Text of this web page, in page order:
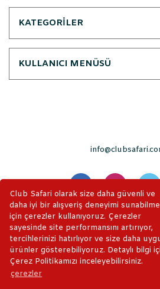
Club Safari olarak size daha güvenli ve
daha iyi bir alışveriş deneyimi
için çerezler kullanıyoruz. Çerezler
sayesinde site performansını artırıyor,
tercihlerinizi hatırlıyor ve size daha
ürünler gösterebiliyoruz. Detaylı bilgi
Çerez Politikamızı inceleyebilirsiniz.
çerezler
KATEGORİLER
KULLANICI MENÜSÜ
2019 © ClubSafari. Tüm Hakları